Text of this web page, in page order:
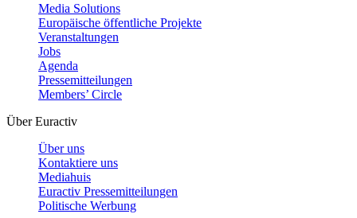
Media Solutions
Europäische öffentliche Projekte
Veranstaltungen
Jobs
Agenda
Pressemitteilungen
Members’ Circle
Über Euractiv
Über uns
Kontaktiere uns
Mediahuis
Euractiv Pressemitteilungen
Politische Werbung